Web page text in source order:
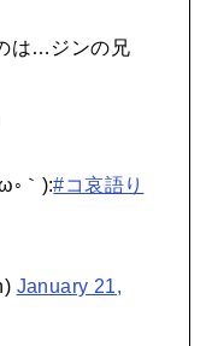
は…ジンの兄
｀):#コ哀語り
January 21,